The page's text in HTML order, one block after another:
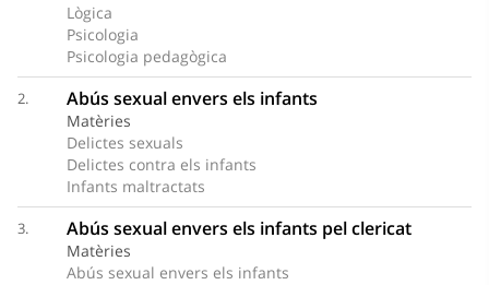
Lògica
Psicologia
Psicologia pedagògica
2. Abús sexual envers els infants
Matèries
Delictes sexuals
Delictes contra els infants
Infants maltractats
3. Abús sexual envers els infants pel clericat
Matèries
Abús sexual envers els infants